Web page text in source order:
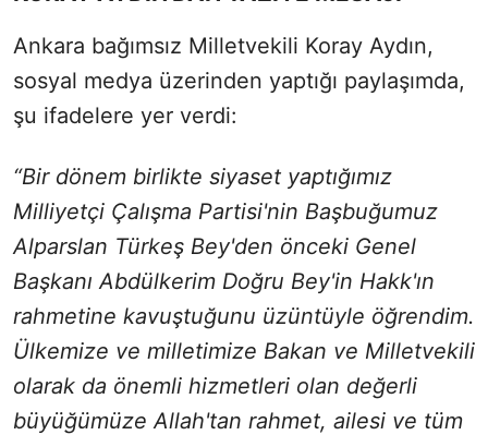
Ankara bağımsız Milletvekili Koray Aydın,
sosyal medya üzerinden yaptığı paylaşımda,
şu ifadelere yer verdi:
“Bir dönem birlikte siyaset yaptığımız
Milliyetçi Çalışma Partisi'nin Başbuğumuz
Alparslan Türkeş Bey'den önceki Genel
Başkanı Abdülkerim Doğru Bey'in Hakk'ın
rahmetine kavuştuğunu üzüntüyle öğrendim.
Ülkemize ve milletimize Bakan ve Milletvekili
olarak da önemli hizmetleri olan değerli
büyüğümüze Allah'tan rahmet, ailesi ve tüm